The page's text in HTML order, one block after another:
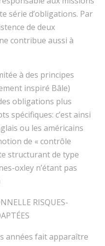
série d’obligations. Par
de deux
contribue aussi à
à des principes
inspiré Bâle)
obligations plus
spécifiques: c’est ainsi
ou les américains
de « contrôle
structurant de type
oxley n’étant pas
RISQUES-
années fait apparaître